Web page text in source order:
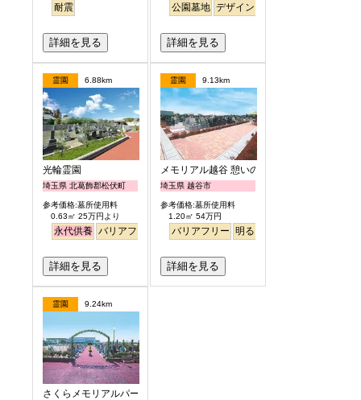
耐震
詳細を見る
公園墓地 デザイン
詳細を見る
霊園 6.88km
光輪霊園
埼玉県 北葛飾郡松伏町
参考価格:墓所使用料
0.63㎡ 25万円より
永代供養 バリアフリー ペット 樹木葬
詳細を見る
霊園 9.13km
メモリアル越谷 憩いの郷
埼玉県 越谷市
参考価格:墓所使用料
1.20㎡ 54万円
バリアフリー 明るい
詳細を見る
霊園 9.24km
さくらメモリアルパーク